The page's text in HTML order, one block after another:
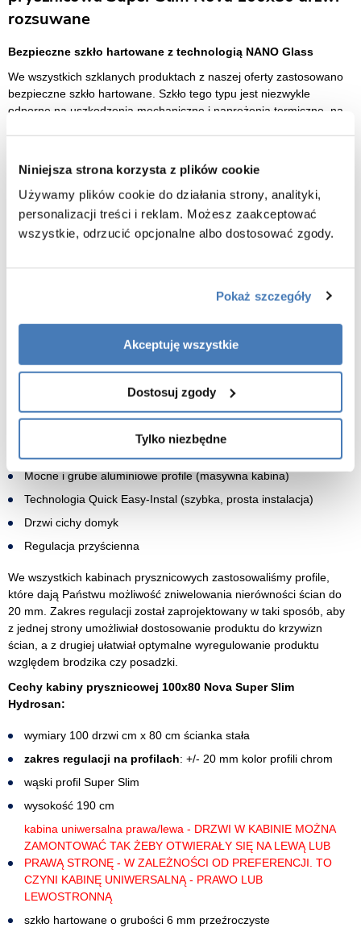
Niniejsza strona korzysta z plików cookie
Używamy plików cookie do działania strony, analityki,
personalizacji treści i reklam. Możesz zaakceptować
wszystkie, odrzucić opcjonalne albo dostosować zgody.
Pokaż szczegóły
Akceptuję wszystkie
Dostosuj zgody
Tylko niezbędne
rozsuwane
Bezpieczne szkło hartowane z technologią NANO Glass
We wszystkich szklanych produktach z naszej oferty zastosowano
bezpieczne szkło hartowane. Szkło tego typu jest niezwykle
odporne na uszkodzenia mechaniczne i naprężenia termiczne, na
wszystkie rygorystyczne normy przewidziane dla tego typu
produktów, zapewniając maksymalne bezpieczeństwo użytkowania.
W kabinie zastosowano grube szkło o szerokości 6 mm.
Precyzyjne wykończenie
walory estetyczne produktów, z drugiej zaś zapewnia
Niepowtarzalny Design: jakość oraz precyzja w wykonaniu
Rygorystyczne i gruntowne testyprzy produkcji pozwalają
zminimalizować jakiekolwiek problemy podczas eksploatacji
Mocne i grube aluminiowe profile (masywna kabina)
Technologia Quick Easy-Instal (szybka, prosta instalacja)
Drzwi cichy domyk
Regulacja przyścienna
We wszystkich kabinach prysznicowych zastosowaliśmy profile,
które dają Państwu możliwość zniwelowania nierówności ścian do
20 mm. Zakres regulacji został zaprojektowany w taki sposób, aby
z jednej strony umożliwiał dostosowanie produktu do krzywizn
ścian, a z drugiej ułatwiał optymalne wyregulowanie produktu
względem brodzika czy posadzki.
Cechy kabiny prysznicowej 100x80 Nova Super Slim
Hydrosan:
wymiary 100 drzwi cm x 80 cm ścianka stała
zakres regulacji na profilach: +/- 20 mm kolor profili chrom
wąski profil Super Slim
wysokość 190 cm
kabina uniwersalna prawa/lewa - DRZWI W KABINIE MOŻNA
ZAMONTOWAĆ TAK ŻEBY OTWIERAŁY SIĘ NA LEWĄ LUB
PRAWĄ STRONĘ - W ZALEŻNOŚCI OD PREFERENCJI. TO
CZYNI KABINĘ UNIWERSALNĄ - PRAWO LUB
LEWOSTRONNĄ
szkło hartowane o grubości 6 mm przeźroczyste